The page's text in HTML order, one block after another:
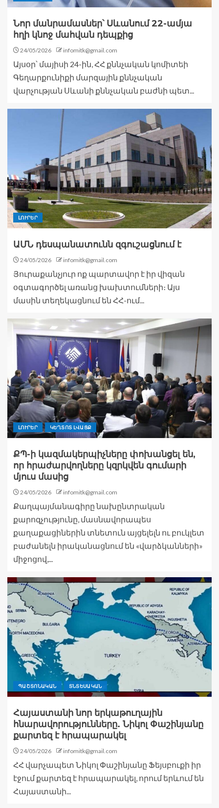
Նոր մանրամասներ՝ Սևանում 22-ամյա
հղի կնոջ մահվան դեպքից
24/05/2026 infomitk@gmail.com
Այսօր՝ մայիսի 24-ին, ՀՀ քննչական կոմիտեի
Գեղարքունիքի մարզային քննչական
վարչության Սևանի քննչական բաժնի պետ...
ԼՈՒՐԵՐ
ԱՄՆ դեսպանատունն զգուշացնում է
24/05/2026 infomitk@gmail.com
Յուրաքանչյուր ոք պարտավոր է իր վիզան
օգտագործել առանց խախտումների։ Այս
մասին տեղեկացնում են ՀՀ-ում...
ԼՈՒՐԵՐ ԿԵՂՏՈՏ ԼՎԱՑՔ
ՔՊ-ի կազմակերպիչները փոխանցել են,
որ հրաժարվողները կզրկվեն գումարի
մյուս մասից
24/05/2026 infomitk@gmail.com
Քաղպայմանագիրը նախընտրական
քարոզչությունը, մասնավորապես
քաղաքացիներին տնետուն այցելելն ու բուկլետ
բաժանելն իրականացնում են «վարձկանների»
միջոցով,...
ՊԱՇՏՈՆԱԿԱՆ ՏՆՏԵՍԱԿԱՆ
Հայաստանի նոր երկաթուղային
հնարավորությունները. Նիկոլ Փաշինյանը
քարտեզ է հրապարակել
24/05/2026 infomitk@gmail.com
ՀՀ վարչապետ Նիկոլ Փաշինյանը Ֆեյսբուքի իր
էջում քարտեզ է հրապարակել, որում երևում են
Հայաստանի...